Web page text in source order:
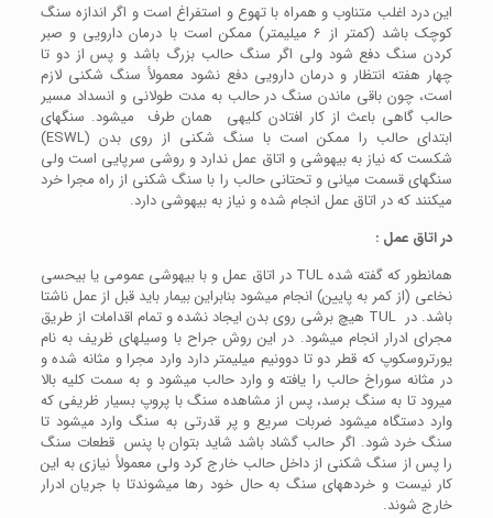
این درد اغلب متناوب و همراه با تهوع و استفراغ است و اگر اندازه سنگ
کوچک باشد (کمتر از 6 میلیمتر) ممکن است با درمان دارویی و صبر
کردن سنگ دفع شود ولی اگر سنگ حالب بزرگ باشد و پس از دو تا
چهار هفته انتظار و درمان دارویی دفع نشود معمولأ سنگ شکنی لازم
است، چون باقی ماندن سنگ در حالب به مدت طولانی و انسداد مسیر
حالب گاهی باعث از کار افتادن کلیه­ی همان طرف می­شود. سنگ­های
ابتدای حالب را ممکن است با سنگ شکنی از روی بدن (ESWL)
شکست که نیاز به بی­هوشی و اتاق عمل ندارد و روشی سرپایی است ولی
سنگ­های قسمت میانی و تحتانی حالب را با سنگ شکنی از راه مجرا خرد
می­کنند که در اتاق عمل انجام شده و نیاز به بی­هوشی دارد.
در اتاق عمل :
همانطور که گفته شده TUL در اتاق عمل و با بی­هوشی عمومی یا بی­حسی
نخاعی (از کمر به پایین) انجام می­شود بنابراین بیمار باید قبل از عمل ناشتا
باشد. در TUL هیچ برشی روی بدن ایجاد نشده و تمام اقدامات از طریق
مجرای ادرار انجام می­شود. در این روش جراح با وسیله­ای ظریف به نام
یورتروسکوپ که قطر دو تا دوونیم میلیمتر دارد وارد مجرا و مثانه شده و
در مثانه سوراخ حالب را یافته و وارد حالب می­شود و به سمت کلیه بالا
می­رود تا به سنگ برسد، پس از مشاهده سنگ با پروپ بسیار ظریفی که
وارد دستگاه می­شود ضربات سریع و پر قدرتی به سنگ وارد می­شود تا
سنگ خرد شود. اگر حالب گشاد باشد شاید بتوان با پنس قطعات سنگ
را پس از سنگ شکنی از داخل حالب خارج کرد ولی معمولأ نیازی به این
کار نیست و خرده­های سنگ به حال خود رها می­شوندتا با جریان ادرار
خارج شوند.